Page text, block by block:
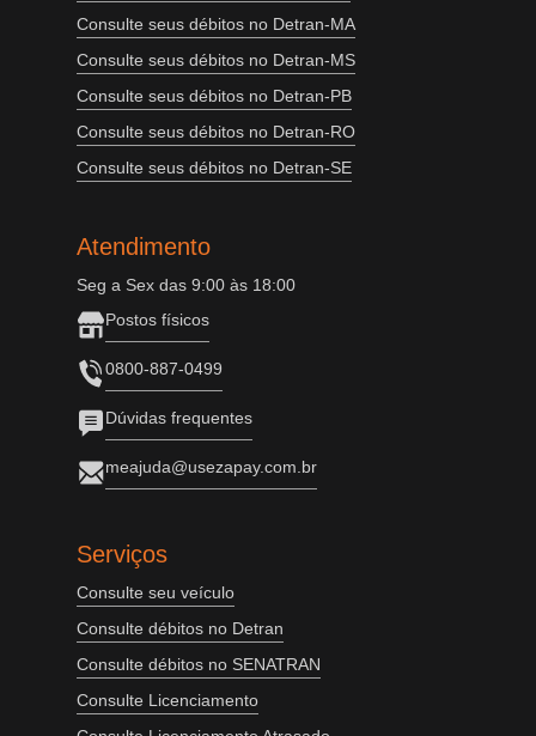
Consulte seus débitos no Detran-MA
Consulte seus débitos no Detran-MS
Consulte seus débitos no Detran-PB
Consulte seus débitos no Detran-RO
Consulte seus débitos no Detran-SE
Atendimento
Seg a Sex das 9:00 às 18:00
Postos físicos
0800-887-0499
Dúvidas frequentes
meajuda@usezapay.com.br
Serviços
Consulte seu veículo
Consulte débitos no Detran
Consulte débitos no SENATRAN
Consulte Licenciamento